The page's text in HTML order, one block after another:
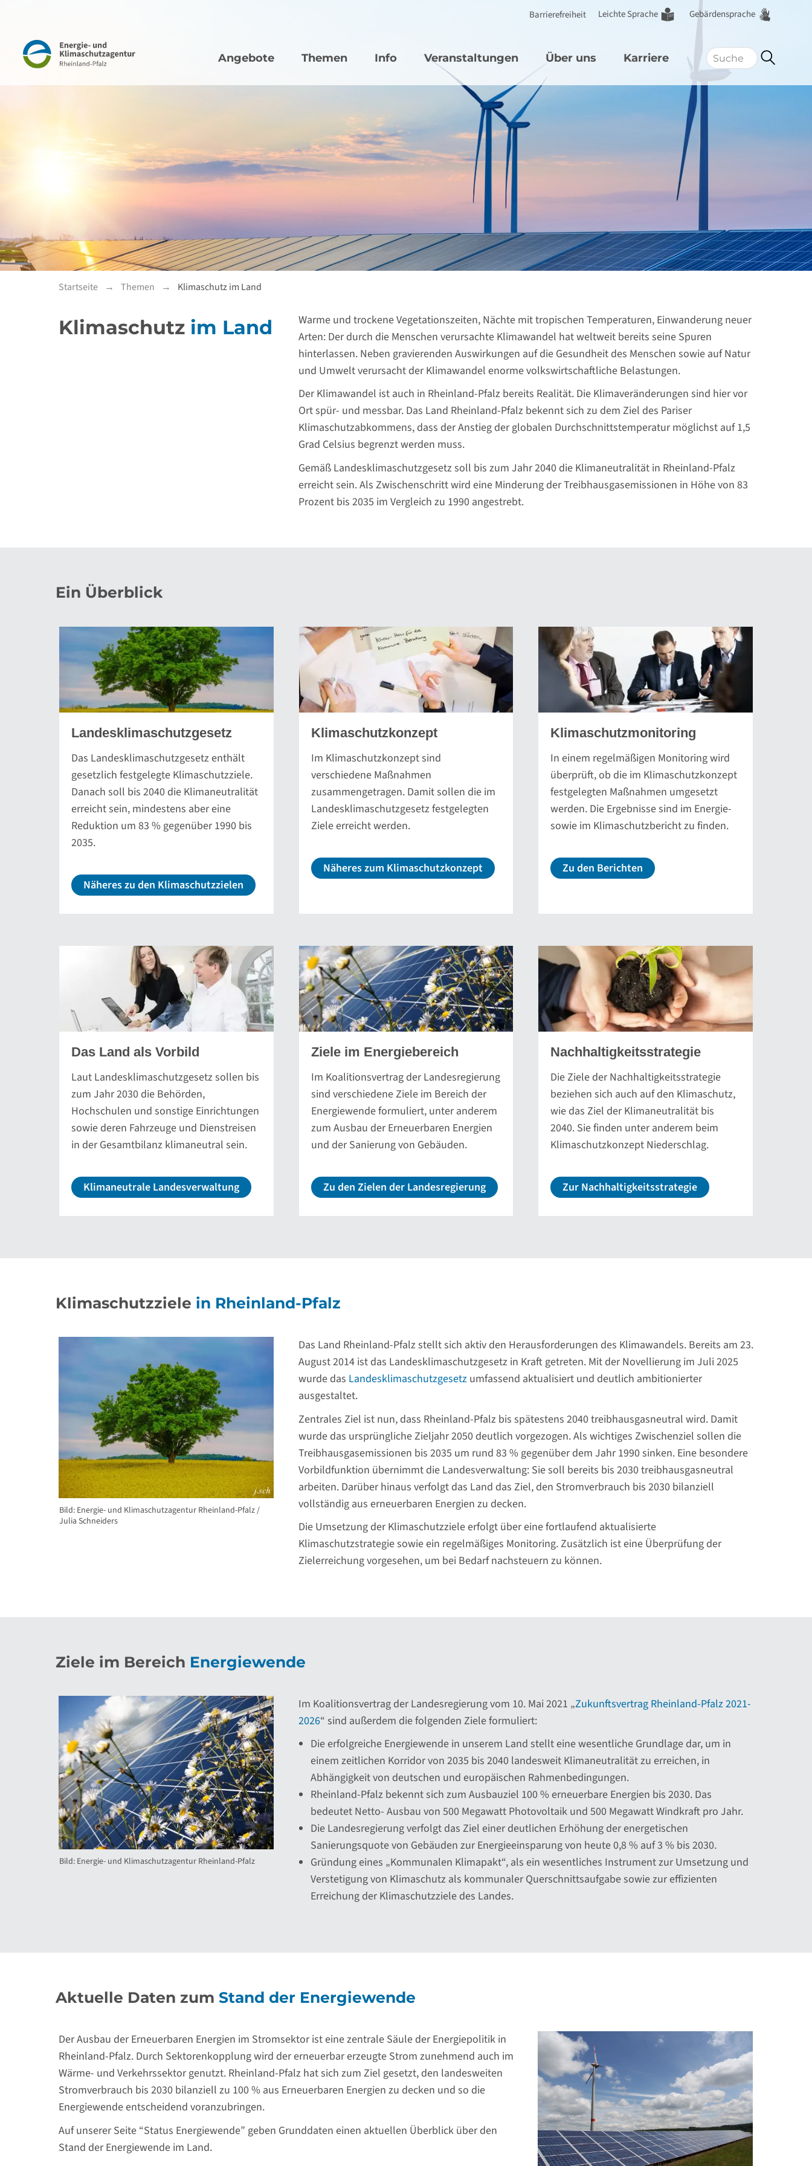
Barrierefreiheit Leichte Sprache Gebärdensprache
Navigation Hauptnavigation
Angebote Themen Info Veranstaltungen Über uns Karriere
Startseite Themen Klimaschutz im Land
Klimaschutz im Land
Warme und trockene Vegetationszeiten, Nächte mit tropischen Temperaturen, Einwanderung neuer
Arten: Der durch die Menschen verursachte Klimawandel hat weltweit bereits seine Spuren
hinterlassen. Neben gravierenden Auswirkungen auf die Gesundheit des Menschen sowie auf Natur
und Umwelt verursacht der Klimawandel enorme volkswirtschaftliche Belastungen.
Der Klimawandel ist auch in Rheinland-Pfalz bereits Realität. Die Klimaveränderungen sind hier vor
Ort spür- und messbar. Das Land Rheinland-Pfalz bekennt sich zu dem Ziel des Pariser
Klimaschutzabkommens, dass der Anstieg der globalen Durchschnittstemperatur möglichst auf 1,5
Grad Celsius begrenzt werden muss.
Gemäß Landesklimaschutzgesetz soll bis zum Jahr 2040 die Klimaneutralität in Rheinland-Pfalz
erreicht sein. Als Zwischenschritt wird eine Minderung der Treibhausgasemissionen in Höhe von 83
Prozent bis 2035 im Vergleich zu 1990 angestrebt.
Ein Überblick
Landesklimaschutzgesetz
Das Landesklimaschutzgesetz enthält
gesetzlich festgelegte Klimaschutzziele.
Danach soll bis 2040 die Klimaneutralität
erreicht sein, mindestens aber eine
Reduktion um 83 % gegenüber 1990 bis
2035.
Näheres zu den Klimaschutzzielen
Klimaschutzkonzept
Im Klimaschutzkonzept sind
verschiedene Maßnahmen
zusammengetragen. Damit sollen die im
Landesklimaschutzgesetz festgelegten
Ziele erreicht werden.
Näheres zum Klimaschutzkonzept
Klimaschutzmonitoring
In einem regelmäßigen Monitoring wird
überprüft, ob die im Klimaschutzkonzept
festgelegten Maßnahmen umgesetzt
werden. Die Ergebnisse sind im Energie-
sowie im Klimaschutzbericht zu finden.
Zu den Berichten
Das Land als Vorbild
Laut Landesklimaschutzgesetz sollen bis
zum Jahr 2030 die Behörden,
Hochschulen und sonstige Einrichtungen
sowie deren Fahrzeuge und Dienstreisen
in der Gesamtbilanz klimaneutral sein.
Klimaneutrale Landesverwaltung
Ziele im Energiebereich
Im Koalitionsvertrag der Landesregierung
sind verschiedene Ziele im Bereich der
Energiewende formuliert, unter anderem
zum Ausbau der Erneuerbaren Energien
und der Sanierung von Gebäuden.
Zu den Zielen der Landesregierung
Nachhaltigkeitsstrategie
Die Ziele der Nachhaltigkeitsstrategie
beziehen sich auch auf den Klimaschutz,
wie das Ziel der Klimaneutralität bis
2040. Sie finden unter anderem beim
Klimaschutzkonzept Niederschlag.
Zur Nachhaltigkeitsstrategie
Klimaschutzziele in Rheinland-Pfalz
Bild: Energie- und Klimaschutzagentur Rheinland-Pfalz /
Julia Schneiders
Das Land Rheinland-Pfalz stellt sich aktiv den Herausforderungen des Klimawandels. Bereits am 23.
August 2014 ist das Landesklimaschutzgesetz in Kraft getreten. Mit der Novellierung im Juli 2025
wurde das Landesklimaschutzgesetzumfassend aktualisiert und deutlich ambitionierter
ausgestaltet.
Zentrales Ziel ist nun, dass Rheinland-Pfalz bis spätestens 2040 treibhausgasneutral wird. Damit
wurde das ursprüngliche Zieljahr 2050 deutlich vorgezogen. Als wichtiges Zwischenziel sollen die
Treibhausgasemissionen bis 2035 um rund 83 % gegenüber dem Jahr 1990 sinken. Eine besondere
Vorbildfunktion übernimmt die Landesverwaltung: Sie soll bereits bis 2030 treibhausgasneutral
arbeiten. Darüber hinaus verfolgt das Land das Ziel, den Stromverbrauch bis 2030 bilanziell
vollständig aus erneuerbaren Energien zu decken.
Die Umsetzung der Klimaschutzziele erfolgt über eine fortlaufend aktualisierte
Klimaschutzstrategie sowie ein regelmäßiges Monitoring. Zusätzlich ist eine Überprüfung der
Zielerreichung vorgesehen, um bei Bedarf nachsteuern zu können.
Ziele im Bereich Energiewende
Bild: Energie- und Klimaschutzagentur Rheinland-Pfalz
Im Koalitionsvertrag der Landesregierung vom 10. Mai 2021 „Zukunftsvertrag Rheinland-Pfalz 2021-
2026“ sind außerdem die folgenden Ziele formuliert:
Die erfolgreiche Energiewende in unserem Land stellt eine wesentliche Grundlage dar, um in
einem zeitlichen Korridor von 2035 bis 2040 landesweit Klimaneutralität zu erreichen, in
Abhängigkeit von deutschen und europäischen Rahmenbedingungen.
Rheinland-Pfalz bekennt sich zum Ausbauziel 100 % erneuerbare Energien bis 2030. Das
bedeutet Netto- Ausbau von 500 Megawatt Photovoltaik und 500 Megawatt Windkraft pro Jahr.
Die Landesregierung verfolgt das Ziel einer deutlichen Erhöhung der energetischen
Sanierungsquote von Gebäuden zur Energieeinsparung von heute 0,8 % auf 3 % bis 2030.
Gründung eines „Kommunalen Klimapakt“, als ein wesentliches Instrument zur Umsetzung und
Verstetigung von Klimaschutz als kommunaler Querschnittsaufgabe sowie zur effizienten
Erreichung der Klimaschutzziele des Landes.
Aktuelle Daten zum Stand der Energiewende
Der Ausbau der Erneuerbaren Energien im Stromsektor ist eine zentrale Säule der Energiepolitik in
Rheinland-Pfalz. Durch Sektorenkopplung wird der erneuerbar erzeugte Strom zunehmend auch im
Wärme- und Verkehrssektor genutzt. Rheinland-Pfalz hat sich zum Ziel gesetzt, den landesweiten
Stromverbrauch bis 2030 bilanziell zu 100 % aus Erneuerbaren Energien zu decken und so die
Energiewende entscheidend voranzubringen.
Auf unserer Seite “Status Energiewende” geben Grunddaten einen aktuellen Überblick über den
Stand der Energiewende im Land.